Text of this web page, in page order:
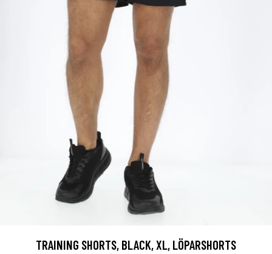
TRAINING SHORTS, BLACK, XL, LÖPARSHORTS